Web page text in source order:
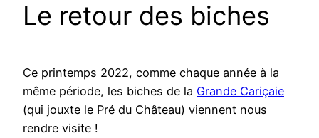
Le retour des biches
Ce printemps 2022, comme chaque année à la
même période, les biches de la Grande Cariçaie
(qui jouxte le Pré du Château) viennent nous
rendre visite !